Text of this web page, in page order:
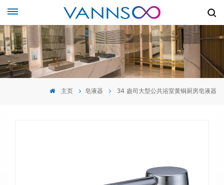
主页 皂液器 34 盎司大型公共浴室黄铜厨房皂液器